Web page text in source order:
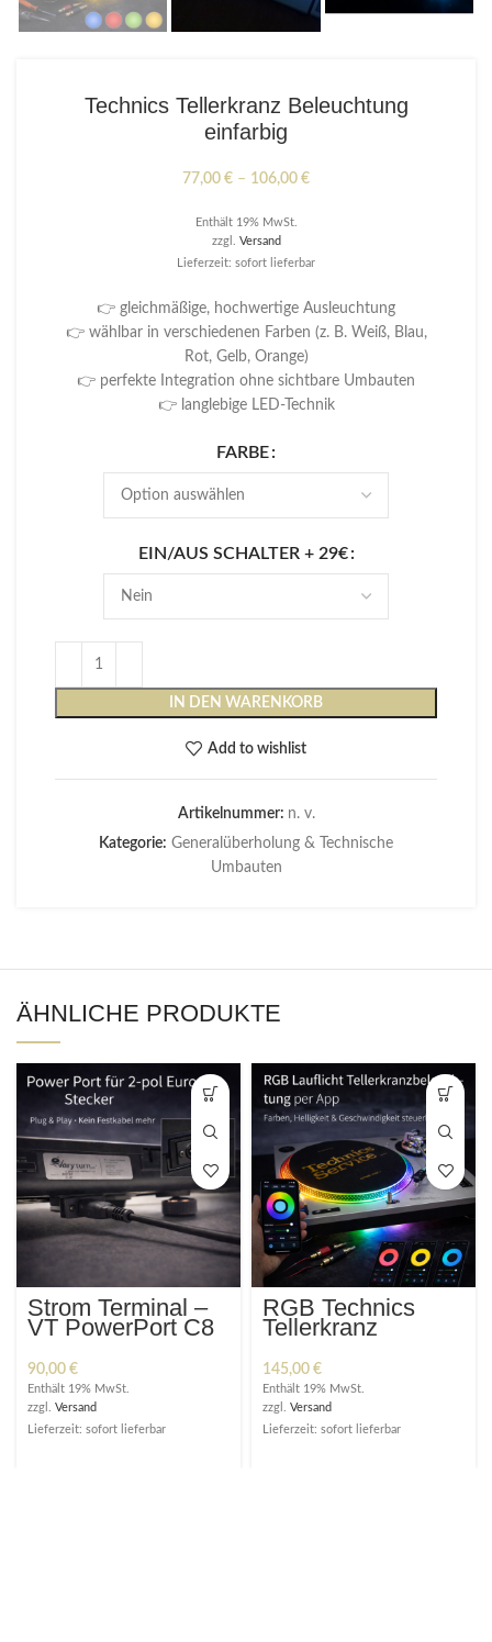
Technics Tellerkranz Beleuchtung
einfarbig
77,00 € – 106,00 €Preisspanne:
Enthält 19% MwSt.
zzgl. Versand
Lieferzeit: sofort lieferbar
👉 gleichmäßige, hochwertige Ausleuchtung
👉 wählbar in verschiedenen Farben (z. B. Weiß, Blau,
Rot, Gelb, Orange)
👉 perfekte Integration ohne sichtbare Umbauten
👉 langlebige LED-Technik
FARBE
EIN/AUS SCHALTER + 29€
IN DEN WARENKORB
Add to wishlist
Artikelnummer: n. v.
Kategorie: Generalüberholung & Technische
Umbauten
ÄHNLICHE PRODUKTE
Strom Terminal –
VT PowerPort C8
90,00 €
Enthält 19% MwSt.
zzgl. Versand
Lieferzeit: sofort lieferbar
RGB Technics
Tellerkranz
Lauflicht + App
145,00 €
Enthält 19% MwSt.
zzgl. Versand
Lieferzeit: sofort lieferbar